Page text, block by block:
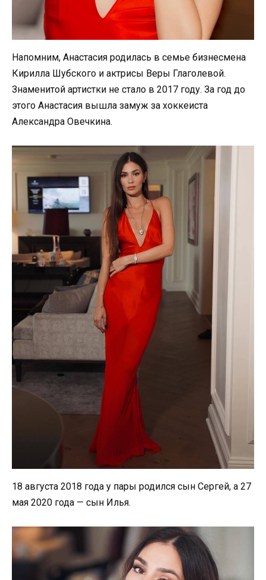
Напомним, Анастасия родилась в семье бизнесмена
Кирилла Шубского и актрисы Веры Глаголевой.
Знаменитой артистки не стало в 2017 году. За год до
этого Анастасия вышла замуж за хоккеиста
Александра Овечкина.
18 августа 2018 года у пары родился сын Сергей, а 27
мая 2020 года — сын Илья.